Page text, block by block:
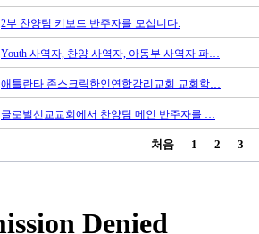
2부 찬양팀 키보드 반주자를 모십니다.
Youth 사역자, 찬양 사역자, 아동부 사역자 파…
애틀란타 존스크릭한인연합감리교회 교회학…
글로벌선교교회에서 찬양팀 메인 반주자를 …
처음 1 2 3